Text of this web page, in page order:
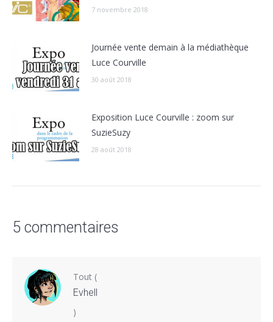
7 novembre 2018
Journée vente demain à la médiathèque
Luce Courville
30 août 2018
Exposition Luce Courville : zoom sur
SuzieSuzy
28 août 2018
5 commentaires
Tout (
Evhell
)